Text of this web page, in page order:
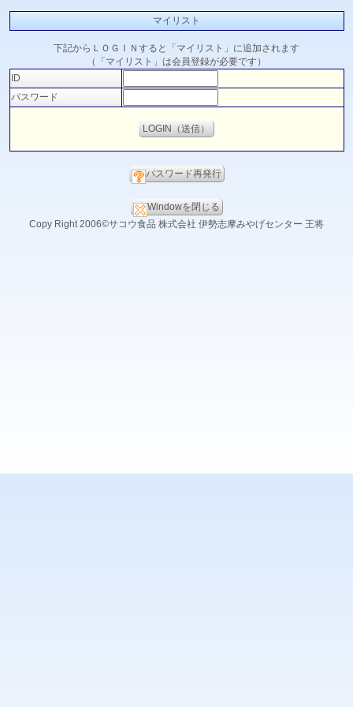
マイリスト
下記からＬＯＧＩＮすると「マイリスト」に追加されます
（「マイリスト」は会員登録が必要です）
ID
パスワード
パスワード再発行
Windowを閉じる
Copy Right 2006©サコウ食品 株式会社 伊勢志摩みやげセンター 王将